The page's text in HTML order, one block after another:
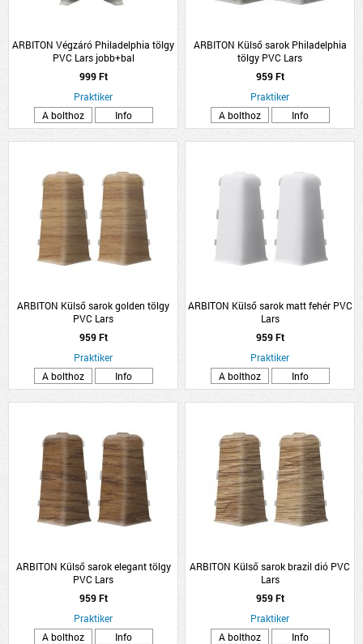
ARBITON Végzáró Philadelphia tölgy
PVC Lars jobb+bal
999 Ft
Praktiker
A bolthoz
Info
ARBITON Külső sarok Philadelphia
tölgy PVC Lars
959 Ft
Praktiker
A bolthoz
Info
ARBITON Külső sarok golden tölgy
PVC Lars
959 Ft
Praktiker
A bolthoz
Info
ARBITON Külső sarok matt fehér PVC
Lars
959 Ft
Praktiker
A bolthoz
Info
ARBITON Külső sarok elegant tölgy
PVC Lars
959 Ft
Praktiker
A bolthoz
Info
ARBITON Külső sarok brazil dió PVC
Lars
959 Ft
Praktiker
A bolthoz
Info